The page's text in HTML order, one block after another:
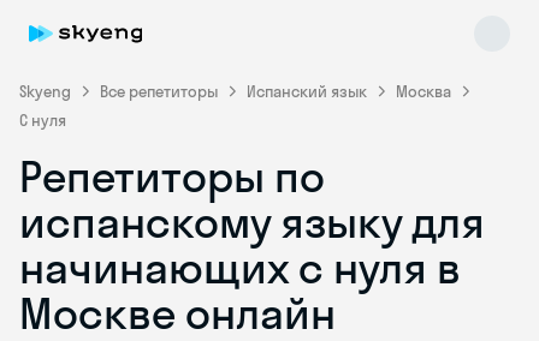
Skyeng Все репетиторы Испанский язык
Москва
С нуля
Репетиторы по
испанскому языку для
начинающих с нуля в
Москве онлайн
Skyeng Chat